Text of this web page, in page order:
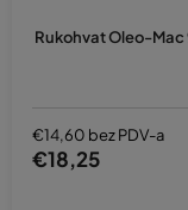
Rukohvat Oleo-Mac
€14,60 bez PDV-a
€18,25